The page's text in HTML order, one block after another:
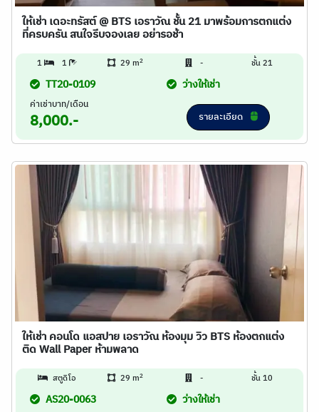
ให้เช่า เดอะทรัสต์ @ BTS เอราวัณ ชั้น 21 มาพร้อมการตกแต่ง
ที่ครบครัน สนใจรีบจองเลย อย่ารอช้า
1 1 29 m2 - ชั้น 21
TT20-0109 ว่างให้เช่า
ค่าเช่าบาท/เดือน
8,000.- รายละเอียด
ให้เช่า คอนโด แอสปาย เอราวัณ ห้องมุม วิว BTS ห้องตกแต่ง
ติด Wall Paper ห้ามพลาด
สตูดิโอ 29 m2 - ชั้น 10
AS20-0063 ว่างให้เช่า